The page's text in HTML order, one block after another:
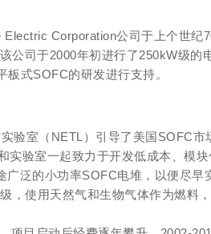
Corporation公司于上个世
公司于2000年初进行了250kW级
式SOFC的研发进行支持。
验室（NETL）引导了美国SOFC
验室一起致力于开发低成本、模
广泛的小功率SOFC电堆，以便尽
，使用天然气和生物气体作为燃